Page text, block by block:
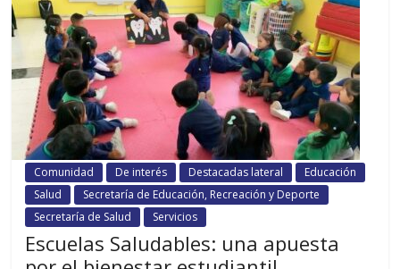
Comunidad De interés Destacadas lateral
Educación
Salud
Secretaría de Educación, Recreación y Deporte
Secretaría de Salud
Servicios
Escuelas Saludables: una apuesta